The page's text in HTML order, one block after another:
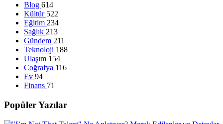
Blog 614
Kültür 522
Eğitim 234
Sağlık 213
Gündem 211
Teknoloji 188
Ulaşım 154
Coğrafya 116
Ev 94
Finans 71
Popüler Yazılar